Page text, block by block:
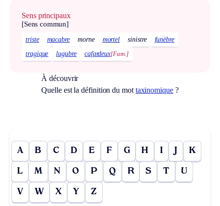
Sens principaux
[Sens commun]
triste macabre morne mortel sinistre
funèbre
tragique
lugubre cafardeux[Fam.]
À découvrir
Quelle est la définition du mot taxinomique?
A B C D E F G H I J K
L M N O P Q R S T U
V W X Y Z